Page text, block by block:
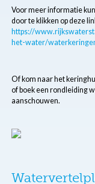
Voor meer informatie
door te klikken op deze
https://
het-water/
Of kom naar het
of boek een rondleiding
aanschouwen.